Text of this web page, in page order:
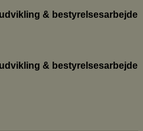
& bestyrelsesarbejde
& bestyrelsesarbejde